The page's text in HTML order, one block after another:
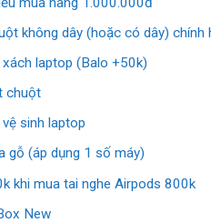
không dây (hoặc có dây) chính
xách laptop (Balo +50k)
chuột
sinh laptop
gỗ (áp dụng 1 số máy)
khi mua tai nghe Airpods 800k
New